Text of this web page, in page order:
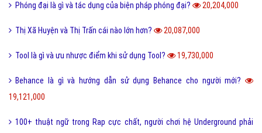
Phóng đại là gì và tác dụng của biện pháp phóng đại? 20,204,000
Thị Xã Huyện và Thị Trấn cái nào lớn hơn? 20,087,000
Tool là gì và ưu nhược điểm khi sử dụng Tool? 19,730,000
Behance là gì và hướng dẫn sử dụng Behance cho người mới?
19,121,000
100+ thuật ngữ trong Rap cực chất, người chơi hệ Underground phải